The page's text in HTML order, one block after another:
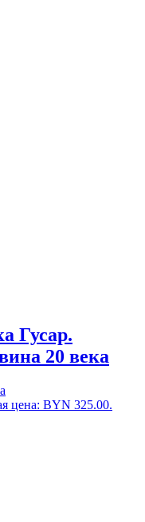
Гусар.
20 века
цена: BYN 325.00.